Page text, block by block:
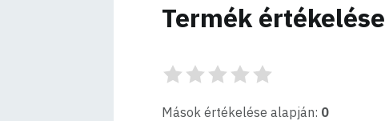
Termék értékelése
Mások értékelése alapján: 0